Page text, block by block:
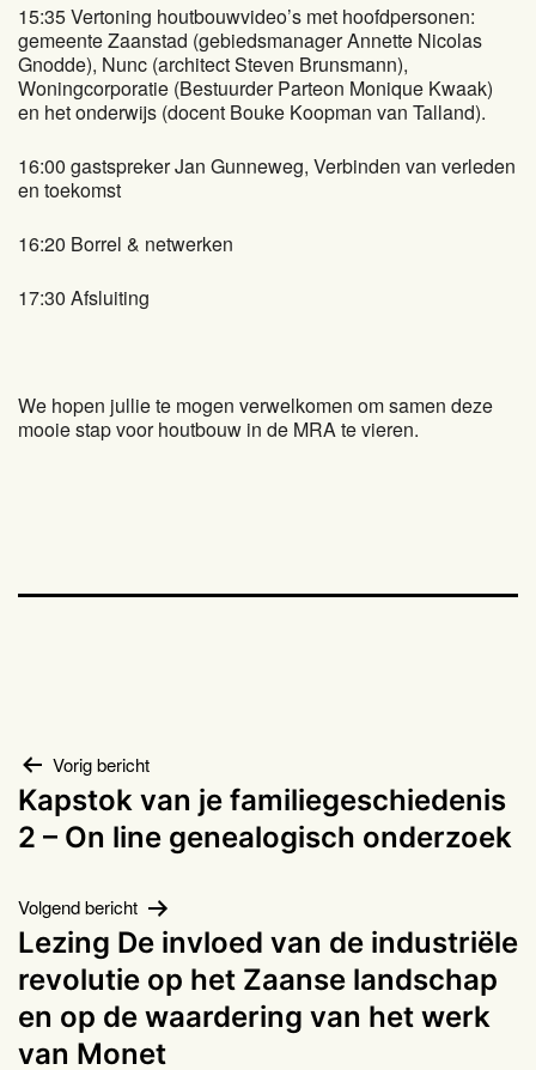
15:35 Vertoning houtbouwvideo’s met hoofdpersonen:
gemeente Zaanstad (gebiedsmanager Annette Nicolas
Gnodde), Nunc (architect Steven Brunsmann),
Woningcorporatie (Bestuurder Parteon Monique Kwaak)
en het onderwijs (docent Bouke Koopman van Talland).
16:00 gastspreker Jan Gunneweg, Verbinden van verleden
en toekomst
16:20 Borrel & netwerken
17:30 Afsluiting
We hopen jullie te mogen verwelkomen om samen deze
mooie stap voor houtbouw in de MRA te vieren.
Bericht
navigatie
Vorig bericht
Kapstok van je familiegeschiedenis
2 – On line genealogisch onderzoek
Volgend bericht
Lezing De invloed van de industriële
revolutie op het Zaanse landschap
en op de waardering van het werk
van Monet